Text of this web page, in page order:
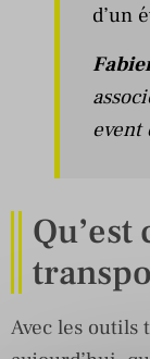
d’un
event
Qu’est
Avec les outils